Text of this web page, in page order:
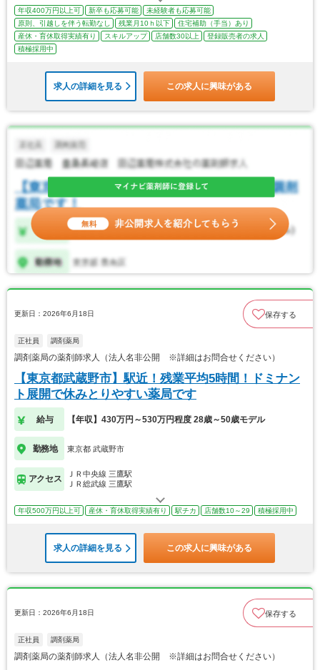
年収400万円以上可 新卒も応募可能
未経験者も応募可能
原則、引越しを伴う転勤なし
残業月10ｈ以下
住宅補助（手当）あり
産休・育休取得実績有り
スキルアップ 店舗数30以上
登録販売者の求人
積極採用中
求人の詳細を見る この求人に興味がある
更新日：2026年6月18日 保存する
正社員 調剤薬局
調剤薬局の薬剤師求人（法人名非公開 ※詳細はお問合せください）
【東京都武蔵野市】駅近！残業平均5時間！ドミナン
ト展開で休みとりやすい薬局です
給与 【年収】430万円～530万円程度 28歳～50歳モデル
勤務地 東京都 武蔵野市
アクセス
ＪＲ中央線 三鷹駅
ＪＲ総武線 三鷹駅
年収500万円以上可 産休・育休取得実績有り 駅チカ 店舗数10～29 積極採用中
求人の詳細を見る この求人に興味がある
更新日：2026年6月18日 保存する
正社員 調剤薬局
調剤薬局の薬剤師求人（法人名非公開 ※詳細はお問合せください）